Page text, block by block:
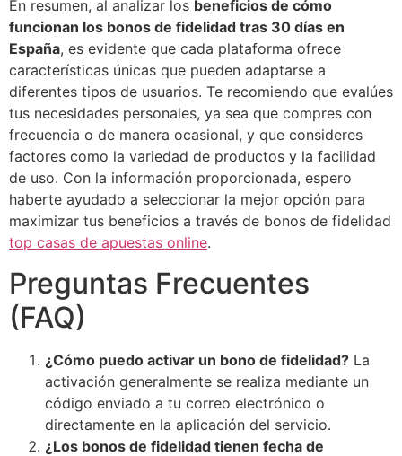
En resumen, al analizar los beneficios de cómo
funcionan los bonos de fidelidad tras 30 días en
España, es evidente que cada plataforma ofrece
características únicas que pueden adaptarse a
diferentes tipos de usuarios. Te recomiendo que evalúes
tus necesidades personales, ya sea que compres con
frecuencia o de manera ocasional, y que consideres
factores como la variedad de productos y la facilidad
de uso. Con la información proporcionada, espero
haberte ayudado a seleccionar la mejor opción para
maximizar tus beneficios a través de bonos de fidelidad
top casas de apuestas online.
Preguntas Frecuentes
(FAQ)
¿Cómo puedo activar un bono de fidelidad? La
activación generalmente se realiza mediante un
código enviado a tu correo electrónico o
directamente en la aplicación del servicio.
¿Los bonos de fidelidad tienen fecha de